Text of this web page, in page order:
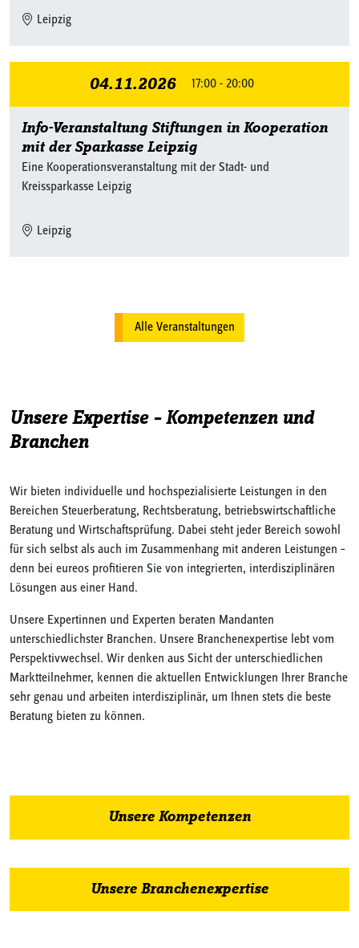
Leipzig
04.11.2026 17:00 - 20:00
Info-Veranstaltung Stiftungen in Kooperation
mit der Sparkasse Leipzig
Eine Kooperationsveranstaltung mit der Stadt- und
Kreissparkasse Leipzig
Leipzig
Alle Veranstaltungen
Unsere Expertise – Kompetenzen und
Branchen
Wir bieten individuelle und hochspezialisierte Leistungen in den
Bereichen Steuerberatung, Rechtsberatung, betriebswirtschaftliche
Beratung und Wirtschaftsprüfung. Dabei steht jeder Bereich sowohl
für sich selbst als auch im Zusammenhang mit anderen Leistungen –
denn bei eureos profitieren Sie von integrierten, interdisziplinären
Lösungen aus einer Hand.
Unsere Expertinnen und Experten beraten Mandanten
unterschiedlichster Branchen. Unsere Branchenexpertise lebt vom
Perspektivwechsel. Wir denken aus Sicht der unterschiedlichen
Marktteilnehmer, kennen die aktuellen Entwicklungen Ihrer Branche
sehr genau und arbeiten interdisziplinär, um Ihnen stets die beste
Beratung bieten zu können.
Unsere Kompetenzen
Unsere Branchenexpertise